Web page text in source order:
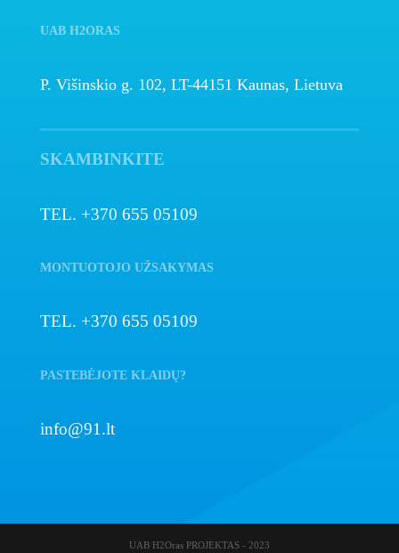
UAB H2ORAS
P. Višinskio g. 102, LT-44151 Kaunas, Lietuva
SKAMBINKITE
TEL. +370 655 05109
MONTUOTOJO UŽSAKYMAS
TEL. +370 655 05109
PASTEBĖJOTE KLAIDŲ?
info@91.lt
UAB H2Oras PROJEKTAS - 2023